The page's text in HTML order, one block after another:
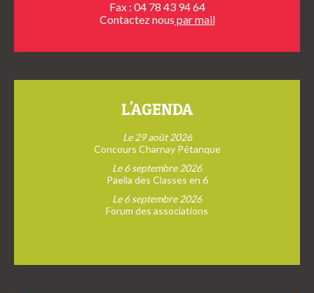
Fax : 04 78 43 94 64
Contactez nous par mail
L'AGENDA
Le 29 août 2026
Concours Charnay Pétanque
Le 6 septembre 2026
Paella des Classes en 6
Le 6 septembre 2026
Forum des associations